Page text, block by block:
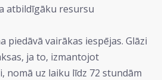
atbildīgāku resursu
piedāvā vairākas iespējas. Glāzi
ja to, izmantojot
nomā uz laiku līdz 72 stundām